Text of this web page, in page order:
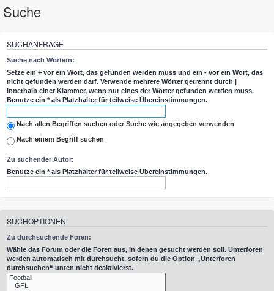
Suche
SUCHANFRAGE
Suche nach Wörtern:
Setze ein + vor ein Wort, das gefunden werden muss und ein - vor ein Wort, das
nicht gefunden werden darf. Verwende mehrere Wörter getrennt durch |
innerhalb einer Klammer, wenn nur eines der Wörter gefunden werden muss.
Benutze ein * als Platzhalter für teilweise Übereinstimmungen.
Nach allen Begriffen suchen oder Suche wie angegeben verwenden
Nach einem Begriff suchen
Zu suchender Autor:
Benutze ein * als Platzhalter für teilweise Übereinstimmungen.
SUCHOPTIONEN
Zu durchsuchende Foren:
Wähle das Forum oder die Foren aus, in denen gesucht werden soll. Unterforen
werden automatisch mit durchsucht, sofern du die Option „Unterforen
durchsuchen“ unten nicht deaktivierst.